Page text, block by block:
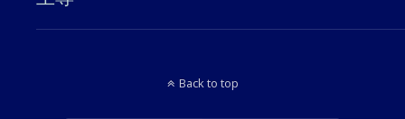
Back to top